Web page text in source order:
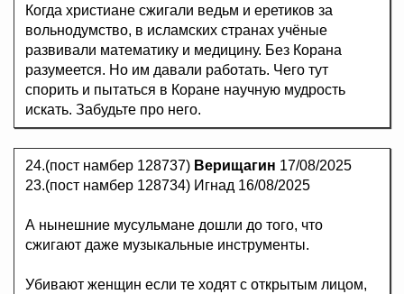
Когда христиане сжигали ведьм и еретиков за
вольнодумство, в исламских странах учёные
развивали математику и медицину. Без Корана
разумеется. Но им давали работать. Чего тут
спорить и пытаться в Коране научную мудрость
искать. Забудьте про него.
24.(пост намбер 128737) Верищагин 17/08/2025
23.(пост намбер 128734) Игнад 16/08/2025
А нынешние мусульмане дошли до того, что
сжигают даже музыкальные инструменты.
Убивают женщин если те ходят с открытым лицом,